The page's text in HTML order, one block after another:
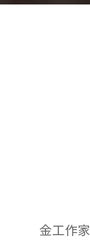
金工作家